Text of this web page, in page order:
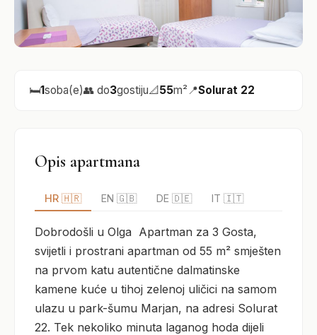
🛏️1soba(e)👥 do3gostiju📐55m²📍Solurat 22
Opis apartmana
HR 🇭🇷 EN 🇬🇧 DE 🇩🇪 IT 🇮🇹
Dobrodošli u Olga  Apartman za 3 Gosta,
svijetli i prostrani apartman od 55 m² smješten
na prvom katu autentične dalmatinske
kamene kuće u tihoj zelenoj uličici na samom
ulazu u park-šumu Marjan, na adresi Solurat
22. Tek nekoliko minuta laganog hoda dijeli